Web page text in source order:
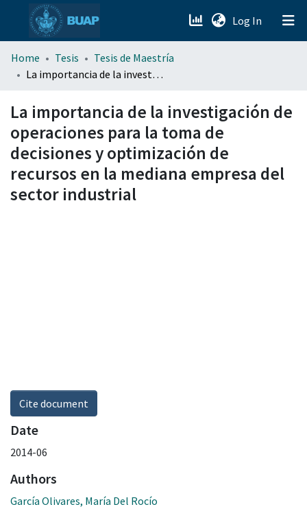
Log In (current)
menu.section.about_menu
Home Tesis
Tesis de Maestría
La importancia de la investigación de operaciones para la toma de decisiones y optimización de recursos en la mediana empresa del sector industrial
La importancia de la investigación de
operaciones para la toma de
decisiones y optimización de
recursos en la mediana empresa del
sector industrial
Cite document
Date
2014-06
Authors
García Olivares, María Del Rocío